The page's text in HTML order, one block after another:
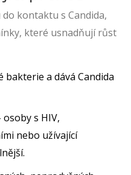
kontaktu s Candida,
které usnadňují růst
bakterie a dává Candida
osoby s HIV,
nebo užívající